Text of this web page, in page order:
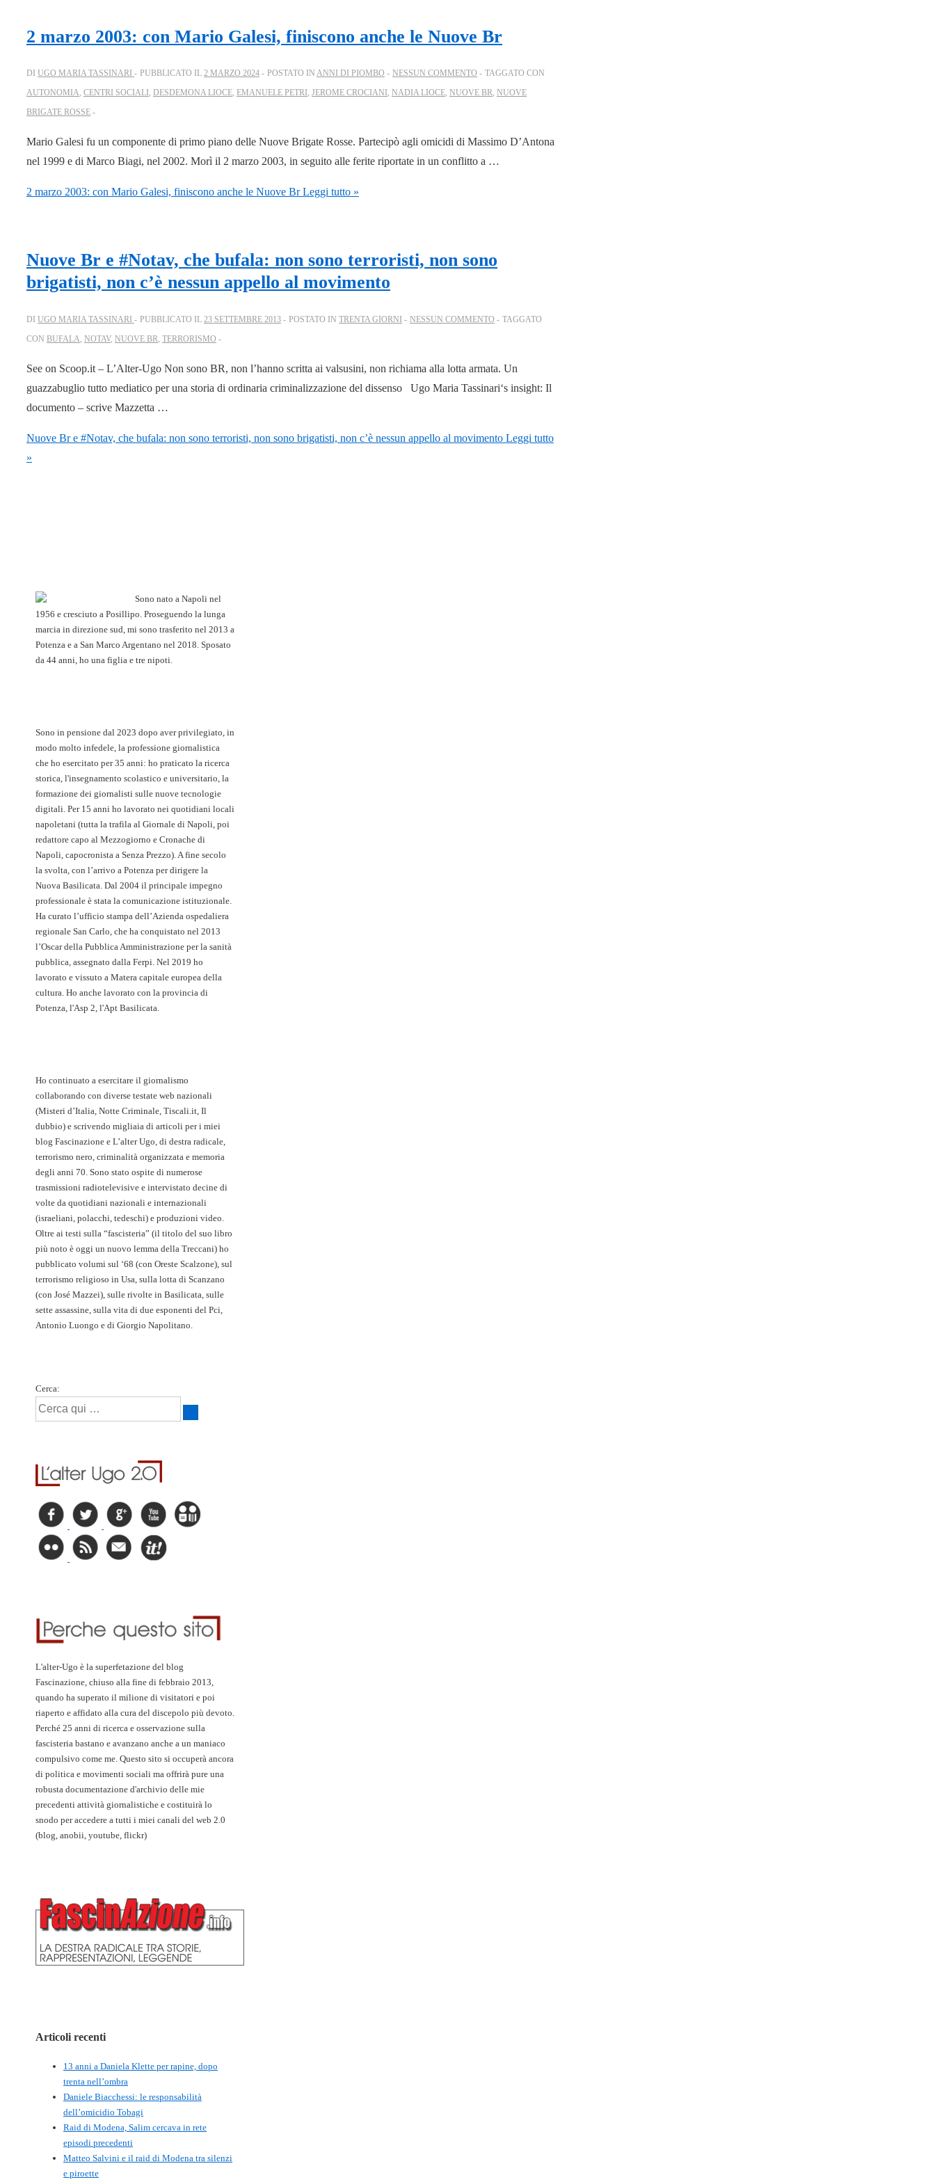
2 marzo 2003: con Mario Galesi, finiscono anche le Nuove Br
DI UGO MARIA TASSINARI PUBBLICATO IL 2 MARZO 2024 POSTATO IN ANNI DI PIOMBO NESSUN COMMENTO
TAGGATO CON
AUTONOMIA, CENTRI SOCIALI , DESDEMONA LIOCE, EMANUELE PETRI , JEROME CROCIANI , NADIA LIOCE, NUOVE BR, NUOVE
BRIGATE ROSSE
Mario Galesi fu un componente di primo piano delle Nuove Brigate Rosse. Partecipò agli omicidi di Massimo D’Antona
nel 1999 e di Marco Biagi, nel 2002. Morì il 2 marzo 2003, in seguito alle ferite riportate in un conflitto a …
2 marzo 2003: con Mario Galesi, finiscono anche le Nuove BrLeggi tutto »
Nuove Br e #Notav, che bufala: non sono terroristi, non sono
brigatisti, non c’è nessun appello al movimento
DI UGO MARIA TASSINARI PUBBLICATO IL 23 SETTEMBRE 2013 POSTATO IN TRENTA GIORNI NESSUN COMMENTO
TAGGATO
CON BUFALA NOTAV, NUOVE BR TERRORISMO
See on Scoop.it – L’Alter-Ugo Non sono BR, non l’hanno scritta ai valsusini, non richiama alla lotta armata. Un
guazzabuglio tutto mediatico per una storia di ordinaria criminalizzazione del dissenso Ugo Maria Tassinari‘s insight: Il
documento – scrive Mazzetta …
Nuove Br e #Notav, che bufala: non sono terroristi, non sono brigatisti, non c’è nessun appello al movimento Leggi tutto
»
Sono nato a Napoli nel
1956 e cresciuto a Posillipo. Proseguendo la lunga
marcia in direzione sud, mi sono trasferito nel 2013 a
Potenza e a San Marco Argentano nel 2018. Sposato
da 44 anni, ho una figlia e tre nipoti.
Sono in pensione dal 2023 dopo aver privilegiato, in
modo molto infedele, la professione giornalistica
che ho esercitato per 35 anni: ho praticato la ricerca
storica, l'insegnamento scolastico e universitario, la
formazione dei giornalisti sulle nuove tecnologie
digitali. Per 15 anni ho lavorato nei quotidiani locali
napoletani (tutta la trafila al Giornale di Napoli, poi
redattore capo al Mezzogiorno e Cronache di
Napoli, capocronista a Senza Prezzo). A fine secolo
la svolta, con l’arrivo a Potenza per dirigere la
Nuova Basilicata. Dal 2004 il principale impegno
professionale è stata la comunicazione istituzionale.
Ha curato l’ufficio stampa dell’Azienda ospedaliera
regionale San Carlo, che ha conquistato nel 2013
l’Oscar della Pubblica Amministrazione per la sanità
pubblica, assegnato dalla Ferpi. Nel 2019 ho
lavorato e vissuto a Matera capitale europea della
cultura. Ho anche lavorato con la provincia di
Potenza, l'Asp 2, l'Apt Basilicata.
Ho continuato a esercitare il giornalismo
collaborando con diverse testate web nazionali
(Misteri d’Italia, Notte Criminale, Tiscali.it, Il
dubbio) e scrivendo migliaia di articoli per i miei
blog Fascinazione e L’alter Ugo, di destra radicale,
terrorismo nero, criminalità organizzata e memoria
degli anni 70. Sono stato ospite di numerose
trasmissioni radiotelevisive e intervistato decine di
volte da quotidiani nazionali e internazionali
(israeliani, polacchi, tedeschi) e produzioni video.
Oltre ai testi sulla “fascisteria” (il titolo del suo libro
più noto è oggi un nuovo lemma della Treccani) ho
pubblicato volumi sul ‘68 (con Oreste Scalzone), sul
terrorismo religioso in Usa, sulla lotta di Scanzano
(con José Mazzei), sulle rivolte in Basilicata, sulle
sette assassine, sulla vita di due esponenti del Pci,
Antonio Luongo e di Giorgio Napolitano.
Cerca:
L'alter-Ugo è la superfetazione del blog
Fascinazione, chiuso alla fine di febbraio 2013,
quando ha superato il milione di visitatori e poi
riaperto e affidato alla cura del discepolo più devoto.
Perché 25 anni di ricerca e osservazione sulla
fascisteria bastano e avanzano anche a un maniaco
compulsivo come me. Questo sito si occuperà ancora
di politica e movimenti sociali ma offrirà pure una
robusta documentazione d'archivio delle mie
precedenti attività giornalistiche e costituirà lo
snodo per accedere a tutti i miei canali del web 2.0
(blog, anobii, youtube, flickr)
Articoli recenti
13 anni a Daniela Klette per rapine, dopo
trenta nell’ombra
Daniele Biacchessi: le responsabilità
dell’omicidio Tobagi
Raid di Modena, Salim cercava in rete
episodi precedenti
Matteo Salvini e il raid di Modena tra silenzi
e piroette